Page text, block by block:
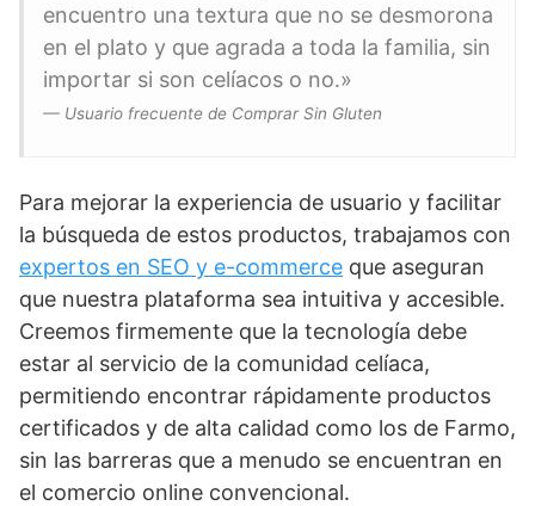
encuentro una textura que no se desmorona
en el plato y que agrada a toda la familia, sin
importar si son celíacos o no.»
— Usuario frecuente de Comprar Sin Gluten
Para mejorar la experiencia de usuario y facilitar
la búsqueda de estos productos, trabajamos con
expertos en SEO y e-commerce que aseguran
que nuestra plataforma sea intuitiva y accesible.
Creemos firmemente que la tecnología debe
estar al servicio de la comunidad celíaca,
permitiendo encontrar rápidamente productos
certificados y de alta calidad como los de Farmo,
sin las barreras que a menudo se encuentran en
el comercio online convencional.